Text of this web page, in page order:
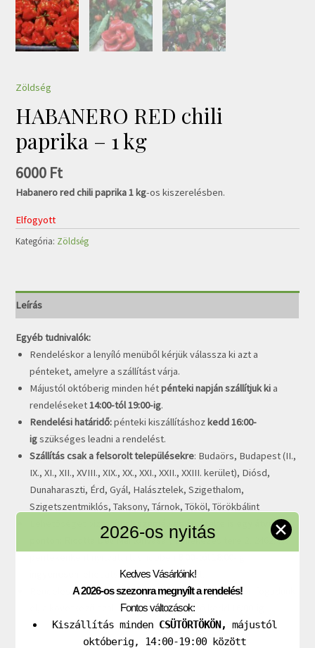
Zöldség
HABANERO RED chili
paprika – 1 kg
6000 Ft
Habanero red chili paprika 1 kg-os kiszerelésben.
Elfogyott
Kategória: Zöldség
Leírás
Egyéb tudnivalók:
Rendeléskor a lenyíló menüből kérjük válassza ki azt a
pénteket, amelyre a szállítást várja.
Májustól októberig minden hétpénteki napján szállítjuk ki a
rendeléseket14:00-tól 19:00-ig.
Rendelési határidő:pénteki kiszállításhozkedd 16:00-
igszükséges leadni a rendelést.
Szállítás csak a felsorolt településekre: Budaörs, Budapest (II.,
IX., XI., XII., XVIII., XIX., XX., XXI., XXII., XXIII. kerület), Diósd,
Dunaharaszti, Érd, Gyál, Halásztelek, Szigethalom,
Szigetszentmiklós, Taksony, Tárnok, Tököl, Törökbálint
Lehetőséget biztosítunkszemélyes átvételre is egy átvételi
ponton: Ricotta DeliMartonvásár, Emlékezés tere 2, 2462. Itt
lehet átvenni a rendeléseket.
Rendelés módosításokat csak e-mailen és telefonon fogadunk
el, a következő szállítási napot megelőző kedd 16:00-ig.
2026-os nyitás ✕
Kedves Vásárlóink!
A 2026-os szezonra megnyílt a rendelés!
Fontos változások:
Kiszállítás minden CSÜTÖRTÖKÖN, májustól
októberig, 14:00-19:00 között